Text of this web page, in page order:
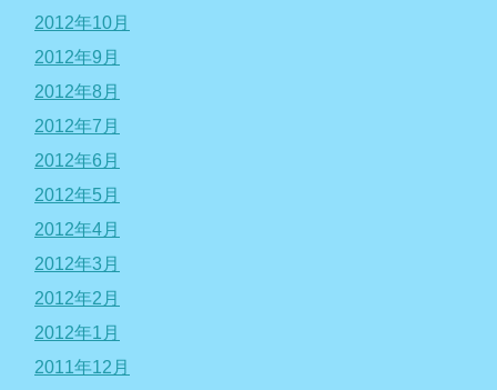
2012年10月
2012年9月
2012年8月
2012年7月
2012年6月
2012年5月
2012年4月
2012年3月
2012年2月
2012年1月
2011年12月